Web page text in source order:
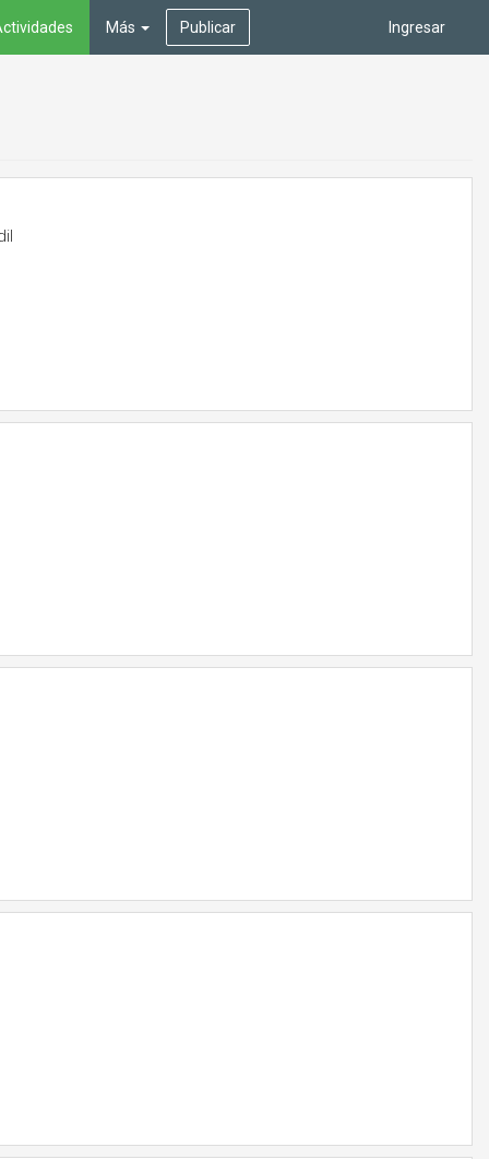
Ingresar
Más Publicar